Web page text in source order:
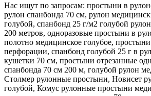
Нас ищут по запросам: простыни в
рулон спанбонда 70 см, рулон
голубой, спанбонд 25 г/м2 голубой
200 метров, одноразовые простыни в
полотно медицинское голубое,
перфорации, спанбонд голубой 25 г в
кушетки 70 см, простыни отрезанные
спанбонда 70 см 200 м, голубой рулон
Столмер рулонные простыни, Новисет
голубой, Комус рулонные простыни